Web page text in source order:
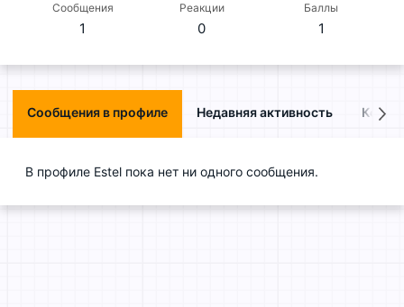
Сообщения
1
Реакции
0
Баллы
1
Сообщения в профиле Недавняя активность
В профиле Estel пока нет ни одного сообщения.